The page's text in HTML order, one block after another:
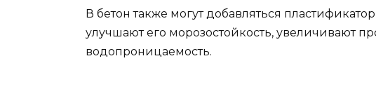
В бетон также могут добавляться
улучшают его морозостойкость, увеличивают
водопроницаемость.